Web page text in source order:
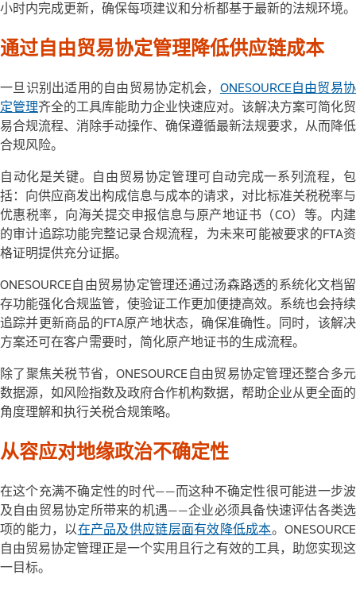
小时内完成更新，确保每项建议和分析都基于最新的法规环境。
通过自由贸易协定管理降低供应链成本
一旦识别出适用的自由贸易协定机会， ONESOURCE自由贸易协
定管理齐全的工具库能助力企业快速应对。该解决方案可简化贸
易合规流程、消除手动操作、确保遵循最新法规要求，从而降低
合规风险。
自动化是关键。自由贸易协定管理可自动完成一系列流程，包
括：向供应商发出构成信息与成本的请求，对比标准关税税率与
优惠税率，向海关提交申报信息与原产地证书（CO）等。内建
的审计追踪功能完整记录合规流程，为未来可能被要求的FTA资
格证明提供充分证据。
ONESOURCE自由贸易协定管理还通过汤森路透的系统化文档留
存功能强化合规监管，使验证工作更加便捷高效。系统也会持续
追踪并更新商品的FTA原产地状态，确保准确性。同时，该解决
方案还可在客户需要时，简化原产地证书的生成流程。
除了聚焦关税节省，ONESOURCE自由贸易协定管理还整合多元
数据源，如风险指数及政府合作机构数据，帮助企业从更全面的
角度理解和执行关税合规策略。
从容应对地缘政治不确定性
在这个充满不确定性的时代——而这种不确定性很可能进一步波
及自由贸易协定所带来的机遇——企业必须具备快速评估各类选
项的能力，以在产品及供应链层面有效降低成本。ONESOURCE
自由贸易协定管理正是一个实用且行之有效的工具，助您实现这
一目标。